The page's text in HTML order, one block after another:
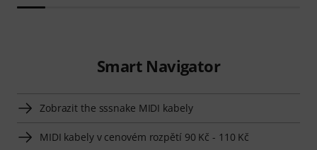
Smart Navigator
Zobrazit the sssnake MIDI kabely
MIDI kabely v cenovém rozpětí 90 Kč - 110 Kč